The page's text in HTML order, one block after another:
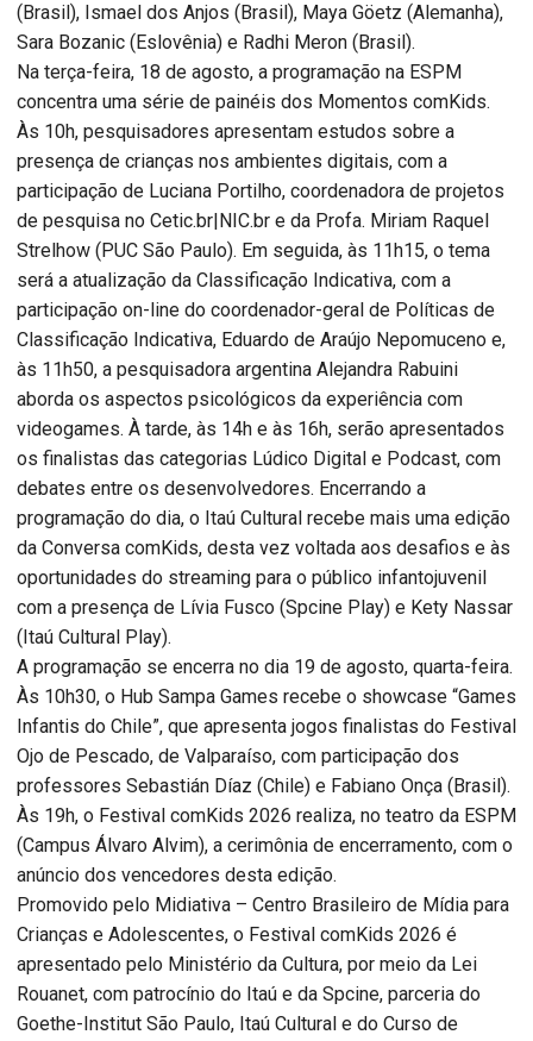
(Brasil), Ismael dos Anjos (Brasil), Maya Göetz (Alemanha),
Sara Bozanic (Eslovênia) e Radhi Meron (Brasil).
Na terça-feira, 18 de agosto, a programação na ESPM
concentra uma série de painéis dos Momentos comKids.
Às 10h, pesquisadores apresentam estudos sobre a
presença de crianças nos ambientes digitais, com a
participação de Luciana Portilho, coordenadora de projetos
de pesquisa no Cetic.br|NIC.br e da Profa. Miriam Raquel
Strelhow (PUC São Paulo). Em seguida, às 11h15, o tema
será a atualização da Classificação Indicativa, com a
participação on-line do coordenador-geral de Políticas de
Classificação Indicativa, Eduardo de Araújo Nepomuceno e,
às 11h50, a pesquisadora argentina Alejandra Rabuini
aborda os aspectos psicológicos da experiência com
videogames. À tarde, às 14h e às 16h, serão apresentados
os finalistas das categorias Lúdico Digital e Podcast, com
debates entre os desenvolvedores. Encerrando a
programação do dia, o Itaú Cultural recebe mais uma edição
da Conversa comKids, desta vez voltada aos desafios e às
oportunidades do streaming para o público infantojuvenil
com a presença de Lívia Fusco (Spcine Play) e Kety Nassar
(Itaú Cultural Play).
A programação se encerra no dia 19 de agosto, quarta-feira.
Às 10h30, o Hub Sampa Games recebe o showcase “Games
Infantis do Chile”, que apresenta jogos finalistas do Festival
Ojo de Pescado, de Valparaíso, com participação dos
professores Sebastián Díaz (Chile) e Fabiano Onça (Brasil).
Às 19h, o Festival comKids 2026 realiza, no teatro da ESPM
(Campus Álvaro Alvim), a cerimônia de encerramento, com o
anúncio dos vencedores desta edição.
Promovido pelo Midiativa – Centro Brasileiro de Mídia para
Crianças e Adolescentes, o Festival comKids 2026 é
apresentado pelo Ministério da Cultura, por meio da Lei
Rouanet, com patrocínio do Itaú e da Spcine, parceria do
Goethe-Institut São Paulo, Itaú Cultural e do Curso de